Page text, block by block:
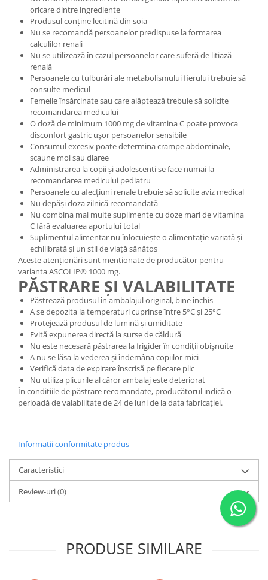
oricare dintre ingrediente
Produsul conține lecitină din soia
Nu se recomandă persoanelor predispuse la formarea
calculilor renali
Nu se utilizează în cazul persoanelor care suferă de litiază
renală
Persoanele cu tulburări ale metabolismului fierului trebuie să
consulte medicul
Femeile însărcinate sau care alăptează trebuie să solicite
recomandarea medicului
O doză de minimum 1000 mg de vitamina C poate provoca
disconfort gastric ușor persoanelor sensibile
Consumul excesiv poate determina crampe abdominale,
scaune moi sau diaree
Administrarea la copii și adolescenți se face numai la
recomandarea medicului pediatru
Persoanele cu afecțiuni renale trebuie să solicite aviz medical
Nu depăși doza zilnică recomandată
Nu combina mai multe suplimente cu doze mari de vitamina
C fără evaluarea aportului total
Suplimentul alimentar nu înlocuiește o alimentație variată și
echilibrată și un stil de viață sănătos
Aceste atenționări sunt menționate de producător pentru
varianta ASCOLIP® 1000 mg.
PĂSTRARE ȘI VALABILITATE
Păstrează produsul în ambalajul original, bine închis
A se depozita la temperaturi cuprinse între 5°C și 25°C
Protejează produsul de lumină și umiditate
Evită expunerea directă la surse de căldură
Nu este necesară păstrarea la frigider în condiții obișnuite
A nu se lăsa la vederea și îndemâna copiilor mici
Verifică data de expirare înscrisă pe fiecare plic
Nu utiliza plicurile al căror ambalaj este deteriorat
În condițiile de păstrare recomandate, producătorul indică o
perioadă de valabilitate de 24 de luni de la data fabricației.
Informatii conformitate produs
Caracteristici
Review-uri(0)
PRODUSE SIMILARE